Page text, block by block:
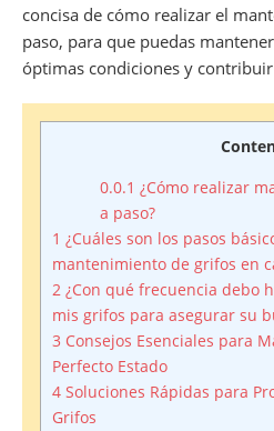
concisa de cómo realizar el
paso, para que puedas
óptimas condiciones y
0.0.1 ¿Cómo realizar
a paso?
1 ¿Cuáles son los pasos
mantenimiento de grifos en
2 ¿Con qué frecuencia debo
mis grifos para asegurar su
3 Consejos Esenciales para
Perfecto Estado
4 Soluciones Rápidas para
Grifos